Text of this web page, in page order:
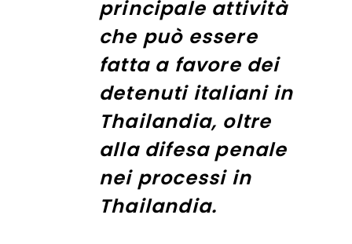
principale attività
che può essere
fatta a favore dei
detenuti italiani in
Thailandia, oltre
alla difesa penale
nei processi in
Thailandia.